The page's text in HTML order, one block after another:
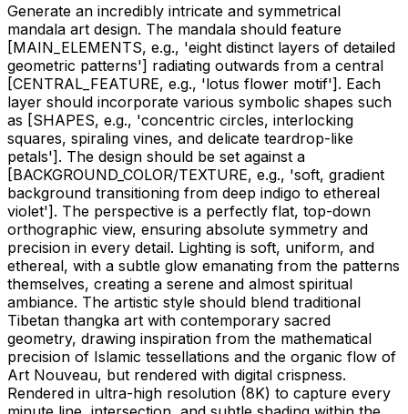
Generate an incredibly intricate and symmetrical
mandala art design. The mandala should feature
[MAIN_ELEMENTS, e.g., 'eight distinct layers of detailed
geometric patterns'] radiating outwards from a central
[CENTRAL_FEATURE, e.g., 'lotus flower motif']. Each
layer should incorporate various symbolic shapes such
as [SHAPES, e.g., 'concentric circles, interlocking
squares, spiraling vines, and delicate teardrop-like
petals']. The design should be set against a
[BACKGROUND_COLOR/TEXTURE, e.g., 'soft, gradient
background transitioning from deep indigo to ethereal
violet']. The perspective is a perfectly flat, top-down
orthographic view, ensuring absolute symmetry and
precision in every detail. Lighting is soft, uniform, and
ethereal, with a subtle glow emanating from the patterns
themselves, creating a serene and almost spiritual
ambiance. The artistic style should blend traditional
Tibetan thangka art with contemporary sacred
geometry, drawing inspiration from the mathematical
precision of Islamic tessellations and the organic flow of
Art Nouveau, but rendered with digital crispness.
Rendered in ultra-high resolution (8K) to capture every